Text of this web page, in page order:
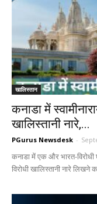
खालिस्तान
कनाडा में
खालिस्तानी नारे,...
PGurus Newsdesk -
कनाडा में एक और भारत-विरोधी
विरोधी खालिस्तानी नारे लिखने